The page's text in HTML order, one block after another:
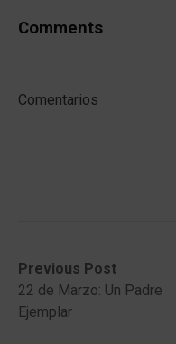
Comments
Comentarios
Post
navigation
Previous Post
Previous
post:22 de Marzo: Un Padre
Ejemplar
Next
post: